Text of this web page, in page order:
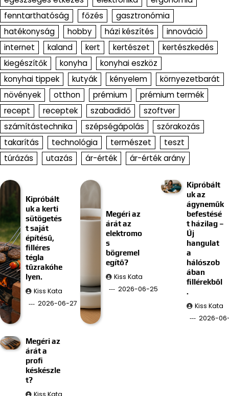
fenntarthatóság
főzés
gasztronómia
hatékonyság
hobby házi készítés
innováció
internet
kaland kert kertészet
kertészkedés
kiegészítők
konyha
konyhai eszköz
konyhai tippek
kutyák kényelem
környezetbarát
növények
otthon prémium
prémium termék
recept
receptek szabadidő
szoftver
számítástechnika
szépségápolás
szórakozás
takarítás
technológia természet
teszt
túrázás
utazás ár-érték ár-érték arány
Kipróbált
uk a kerti
sütögetés
t saját
építésű,
filléres
tégla
tűzrakóhe
lyen.
Kiss Kata
2026-06-27
Megéri az
árát az
elektromo
s
bögremel
egítő?
Kiss Kata
2026-06-25
Kipróbált
uk az
ágyneműk
befestésé
t házilag –
Új
hangulat
a
hálószob
ában
fillérekből
.
Kiss Kata
2026-
Megéri az
árát a
profi
késkészle
t?
Kiss Kata